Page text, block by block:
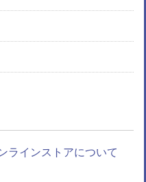
ラインストアについて